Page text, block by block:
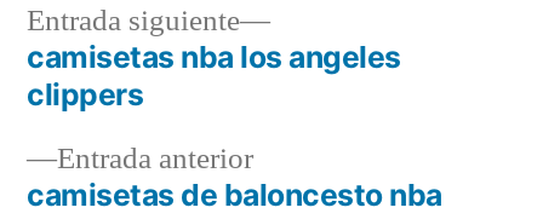
Navegación
entradas
Entrada anteriorEntrada
anterior:
camisetas de baloncesto nba
Entrada siguiente
Entrada
siguiente:
camisetas nba los angeles
clippers